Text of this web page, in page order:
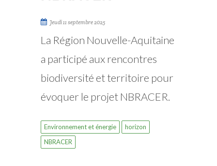
Jeudi 11 septembre 2025
La Région Nouvelle-Aquitaine
a participé aux rencontres
biodiversité et territoire pour
évoquer le projet NBRACER.
Environnement et énergie
horizon
NBRACER